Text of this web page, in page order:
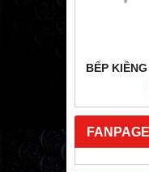
BẾP